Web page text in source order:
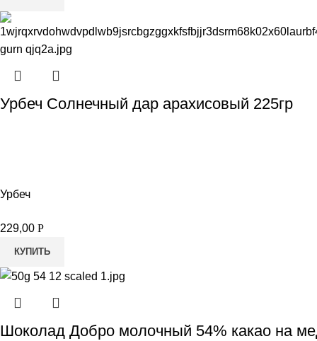
Урбеч Солнечный дар арахисовый 225гр
Урбеч
229,00 Р
КУПИТЬ
Шоколад Добро молочный 54% какао на